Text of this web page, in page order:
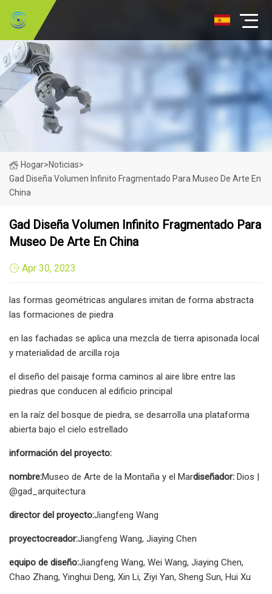
Hogar>Noticias>
Gad Diseña Volumen Infinito Fragmentado Para Museo De Arte En
China
Gad Diseña Volumen Infinito Fragmentado Para
Museo De Arte En China
Apr 30, 2023
las formas geométricas angulares imitan de forma abstracta
las formaciones de piedra
en las fachadas se aplica una mezcla de tierra apisonada local
y materialidad de arcilla roja
el diseño del paisaje forma caminos al aire libre entre las
piedras que conducen al edificio principal
en la raíz del bosque de piedra, se desarrolla una plataforma
abierta bajo el cielo estrellado
información del proyecto:
nombre:Museo de Arte de la Montaña y el Mardiseñador: Dios |
@gad_arquitectura
director del proyecto:Jiangfeng Wang
proyectocreador:Jiangfeng Wang, Jiaying Chen
equipo de diseño:Jiangfeng Wang, Wei Wang, Jiaying Chen,
Chao Zhang, Yinghui Deng, Xin Li, Ziyi Yan, Sheng Sun, Hui Xu